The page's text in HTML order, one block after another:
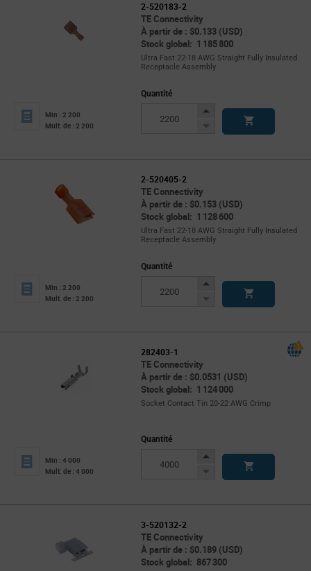
2-520183-2
TE Connectivity
À partir de : $0.133 (USD)
Stock global: 1 185 800
Ultra Fast 22-18 AWG Straight Fully Insulated
Receptacle Assembly
Min : 2 200
Mult. de : 2 200
Quantité
Increase
Decrease
2-520405-2
TE Connectivity
À partir de : $0.153 (USD)
Stock global: 1 128 600
Ultra Fast 22-18 AWG Straight Fully Insulated
Receptacle Assembly
Min : 2 200
Mult. de : 2 200
Quantité
Increase
Decrease
282403-1
TE Connectivity
À partir de : $0.0531 (USD)
Stock global: 1 124 000
Socket Contact Tin 20-22 AWG Crimp
Min : 4 000
Mult. de : 4 000
Quantité
Increase
Decrease
3-520132-2
TE Connectivity
À partir de : $0.189 (USD)
Stock global: 867 300